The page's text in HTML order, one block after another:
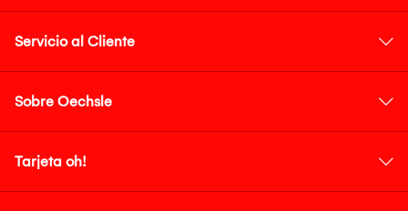
Servicio al Cliente
Sobre Oechsle
Tarjeta oh!